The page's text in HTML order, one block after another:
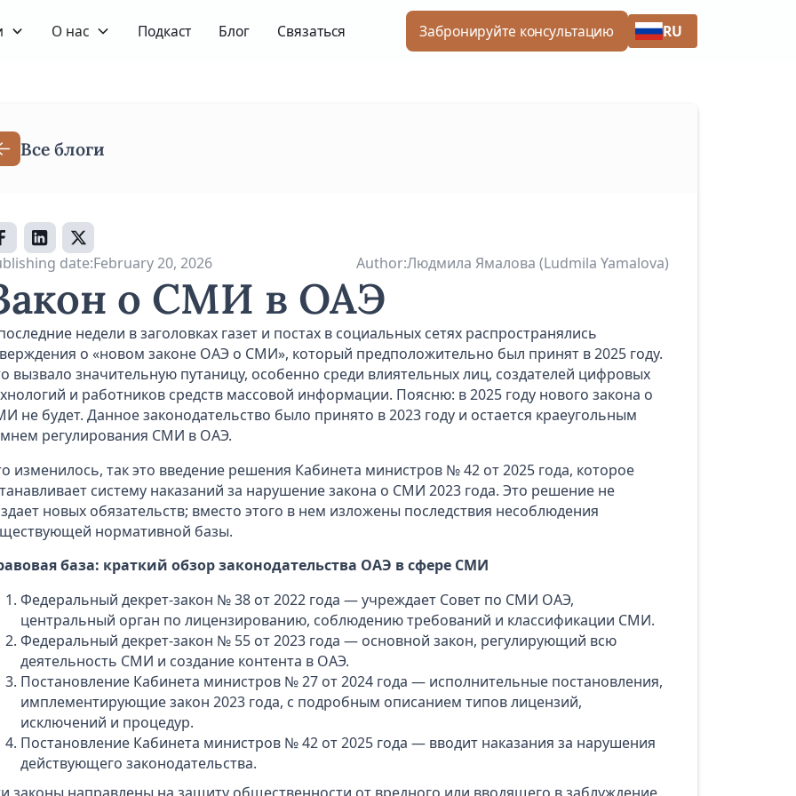
О нас Подкаст Блог Связаться Забронируйте консультацию RU
Все блоги
date:February 20, 2026 Author:Людмила Ямалова (Ludmila Yamalova)
о СМИ в ОАЭ
недели в заголовках газет и постах в социальных сетях распространялись
о «новом законе ОАЭ о СМИ», который предположительно был принят в 2025 году.
вызвало значительную путаницу, особенно среди влиятельных лиц, создателей цифровых
и работников средств массовой информации. Поясню: в 2025 году нового закона о
не будет. Данное законодательство было принято в 2023 году и остается краеугольным
регулирования СМИ в ОАЭ.
изменилось, так это введение решения Кабинета министров № 42 от 2025 года, которое
систему наказаний за нарушение закона о СМИ 2023 года. Это решение не
новых обязательств; вместо этого в нем изложены последствия несоблюдения
нормативной базы.
база: краткий обзор законодательства ОАЭ в сфере СМИ
Федеральный декрет-закон № 38 от 2022 года — учреждает Совет по СМИ ОАЭ,
центральный орган по лицензированию, соблюдению требований и классификации СМИ.
Федеральный декрет-закон № 55 от 2023 года — основной закон, регулирующий всю
деятельность СМИ и создание контента в ОАЭ.
Постановление Кабинета министров № 27 от 2024 года — исполнительные постановления,
имплементирующие закон 2023 года, с подробным описанием типов лицензий,
исключений и процедур.
Постановление Кабинета министров № 42 от 2025 года — вводит наказания за нарушения
действующего законодательства.